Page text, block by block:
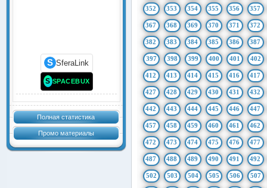
S SferaLink
S SPACEBUX
Полная статистика
Промо материалы
352 353 354 355 356 357
367 368 369 370 371 372
382 383 384 385 386 387
397 398 399 400 401 402
412 413 414 415 416 417
427 428 429 430 431 432
442 443 444 445 446 447
457 458 459 460 461 462
472 473 474 475 476 477
487 488 489 490 491 492
502 503 504 505 506 507